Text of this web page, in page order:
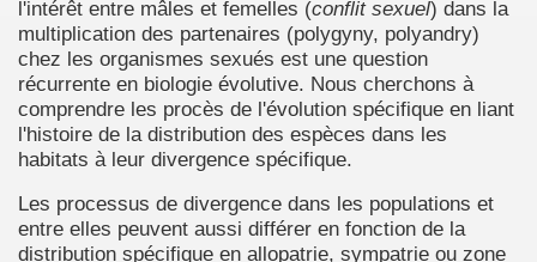
l'intérêt entre mâles et femelles (conflit sexuel) dans la
multiplication des partenaires (polygyny, polyandry)
chez les organismes sexués est une question
récurrente en biologie évolutive. Nous cherchons à
comprendre les procès de l'évolution spécifique en liant
l'histoire de la distribution des espèces dans les
habitats à leur divergence spécifique.
Les processus de divergence dans les populations et
entre elles peuvent aussi différer en fonction de la
distribution spécifique en allopatrie, sympatrie ou zone